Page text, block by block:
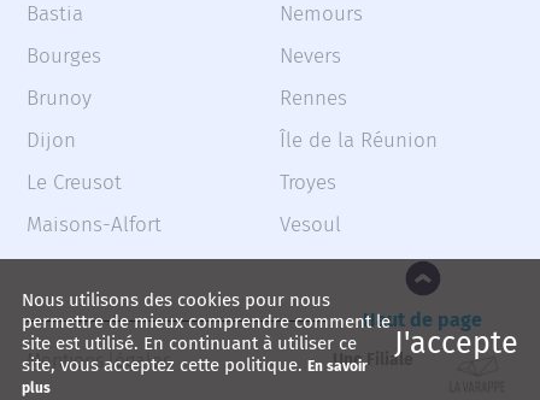
Bastia
Bourges
Brunoy
Dijon
Le Creusot
Maisons-Alfort
Nemours
Nevers
Rennes
Île de la Réunion
Troyes
Vesoul
Haut de page
Mentions légales
Une Filiale
Nous utilisons des cookies pour nous
permettre de mieux comprendre comment le
site est utilisé. En continuant à utiliser ce
site, vous acceptez cette politique. En savoir
plus
J'accepte